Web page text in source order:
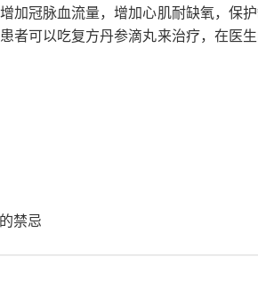
加冠脉血流量，增加心肌耐缺氧，保
者可以吃复方丹参滴丸来治疗，在医
禁忌